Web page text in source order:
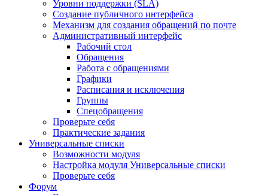
Уровни поддержки (SLA)
Создание публичного интерфейса
Механизм для создания обращений по почте
Административный интерфейс
Рабочий стол
Обращения
Работа с обращениями
Графики
Расписания и исключения
Группы
Спецобращения
Проверьте себя
Практические задания
Универсальные списки
Возможности модуля
Настройка модуля Универсальные списки
Проверьте себя
Форум